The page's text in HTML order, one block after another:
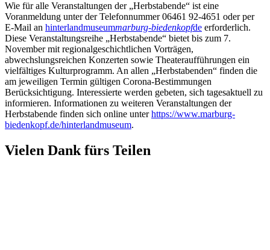
Wie für alle Veranstaltungen der „Herbstabende“ ist eine
Voranmeldung unter der Telefonnummer 06461 92-4651 oder per
E-Mail an hinterlandmuseummarburg-biedenkopfde erforderlich.
Diese Veranstaltungsreihe „Herbstabende“ bietet bis zum 7.
November mit regionalgeschichtlichen Vorträgen,
abwechslungsreichen Konzerten sowie Theateraufführungen ein
vielfältiges Kulturprogramm. An allen „Herbstabenden“ finden die
am jeweiligen Termin gültigen Corona-Bestimmungen
Berücksichtigung. Interessierte werden gebeten, sich tagesaktuell zu
informieren. Informationen zu weiteren Veranstaltungen der
Herbstabende finden sich online unterhttps://www.marburg-
biedenkopf.de/hinterlandmuseum.
Vielen Dank fürs Teilen